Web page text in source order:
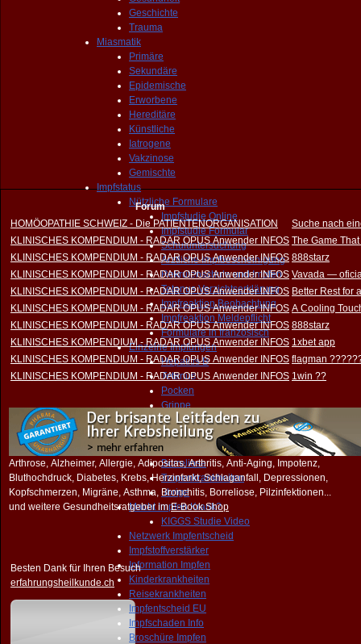
Geschichte
Trauma
Miasmatik
Primäre
Sekundäre
Epidemische
Erworbene
Hereditäre
Künstliche
Iatrogene
Vakzinose
Gemischte
Impfstatus
Nützliche Formulare
Impfstudie Online
Impfstudie Formular
Schuluntersuchung
Ärztliche Impfbescheinigung
Rekrutenschule und Impfen
Tetanus Verzichtserklärung
Impfreaktion Beobachtung
Impfreaktion Meldepflicht
Formulare in französisch
Einzelne Impfungen
Hepatitis B
Tetanus
Pocken
Grippe
FSME
HPV
MMR
Borreliose
Tropenkrankheiten
übrige
Macht Impfen Krank?
KIGGS Studie Video
Netzwerk Impfentscheid
Impfstoffverstärker
Information Impfen
Kinderkrankheiten
Reisekrankheiten
Impfentscheid EU
Impfschaden Info
Broschüre Impfen
Forum
HOMÖOPATHIE SCHWEIZ - Die PATIENTENORGANISATION
Suche nach
KLINISCHES KOMPENDIUM - RADAR OPUS Anwender INFOS The Game
KLINISCHES KOMPENDIUM - RADAR OPUS Anwender INFOS 888starz
KLINISCHES KOMPENDIUM - RADAR OPUS Anwender INFOS Vavada —
KLINISCHES KOMPENDIUM - RADAR OPUS Anwender INFOS Better Rest for
KLINISCHES KOMPENDIUM - RADAR OPUS Anwender INFOS A Cooling
KLINISCHES KOMPENDIUM - RADAR OPUS Anwender INFOS 888starz
KLINISCHES KOMPENDIUM - RADAR OPUS Anwender INFOS 1xbet app
KLINISCHES KOMPENDIUM - RADAR OPUS Anwender INFOS flagman
KLINISCHES KOMPENDIUM - RADAR OPUS Anwender INFOS 1win ??
Arthrose, Alzheimer, Allergie, Adipositas, Arthritis, Anti-Aging, Impotenz,
Bluthochdruck, Diabetes, Krebs, Herzinfarkt, Schlaganfall, Depressionen,
Kopfschmerzen, Migräne, Asthma, Bronchitis, Borreliose, Pilzinfektionen...
und weitere Gesundheitsratgeber imE-Book Shop
Besten Dank für Ihren Besuch
erfahrungsheilkunde.ch